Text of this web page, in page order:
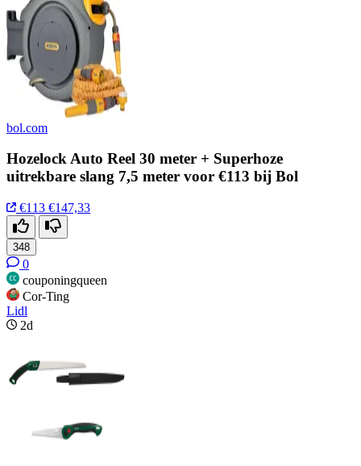
bol.com
Hozelock Auto Reel 30 meter + Superhoze
uitrekbare slang 7,5 meter voor €113 bij Bol
€113 €147,33
348
0
couponingqueen
Cor-Ting
Lidl
2d